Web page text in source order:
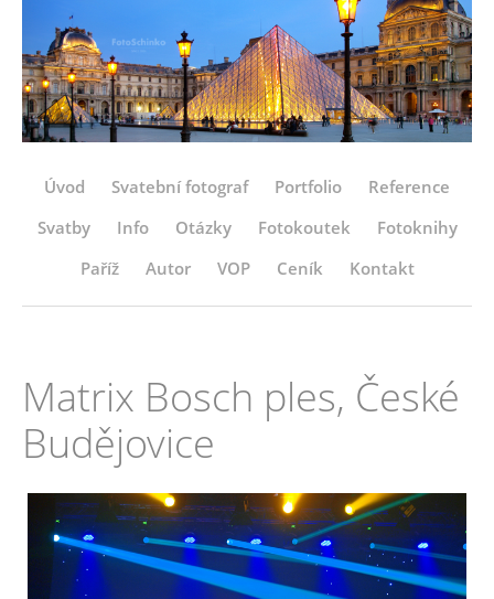
Úvod Svatební fotograf Portfolio
Reference
Svatby
Info Otázky Fotokoutek
Fotoknihy
Paříž
Autor VOP Ceník Kontakt
Matrix Bosch ples, České
Budějovice